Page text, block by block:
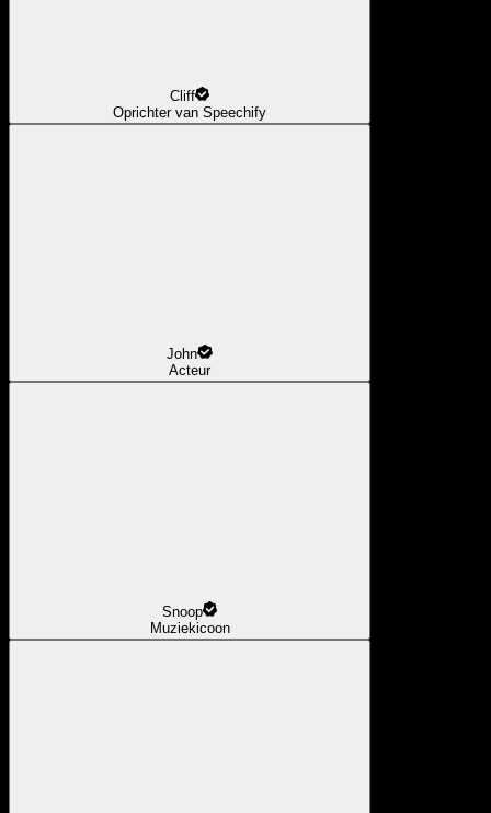
Cliff
Oprichter van Speechify
John
Acteur
Snoop
Muziekicoon